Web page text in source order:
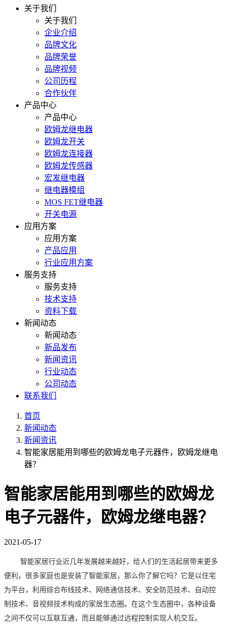
关于我们
关于我们
企业介绍
品牌文化
品牌荣誉
品牌视频
公司历程
合作伙伴
产品中心
产品中心
欧姆龙继电器
欧姆龙开关
欧姆龙连接器
欧姆龙传感器
宏发继电器
继电器模组
MOS FET继电器
开关电源
应用方案
应用方案
产品应用
行业应用方案
服务支持
服务支持
技术支持
资料下载
新闻动态
新闻动态
新品发布
新闻资讯
行业动态
公司动态
联系我们
首页
新闻动态
新闻资讯
智能家居能用到哪些的欧姆龙电子元器件，欧姆龙继电
器？
智能家居能用到哪些的欧姆龙
电子元器件，欧姆龙继电器？
2021-05-17
智能家居行业近几年发展越来越好，给人们的生活起居带来更多
便利，很多家庭也是安装了智能家居，那么你了解它吗？它是以住宅
为平台，利用综合布线技术、网络通信技术、安全防范技术、自动控
制技术、音视频技术构成的家居生态圈。在这个生态圈中，各种设备
之间不仅可以互联互通，而且能够通过远程控制实现人机交互。